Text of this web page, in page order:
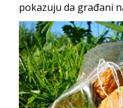
pokazuju da građani